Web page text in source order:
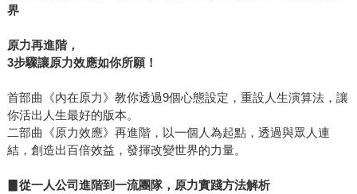
界
原力再進階，
3步驟讓原力效應如你所願！
首部曲《內在原力》教你透過9個心態設定，重設人生演算法，讓
你活出人生最好的版本。
二部曲《原力效應》再進階，以一個人為起點，透過與眾人連
結，創造出百倍效益，發揮改變世界的力量。
▊從一人公司進階到一流團隊，原力實踐方法解析